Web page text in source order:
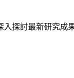
探討最新研究